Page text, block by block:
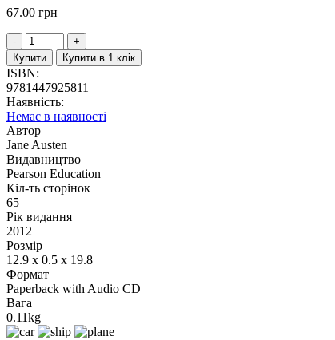
67.00 грн
Купити Купити в 1 клік
ISBN:
9781447925811
Наявність:
Немає в наявності
Автор
Jane Austen
Видавництво
Pearson Education
Кіл-ть сторінок
65
Рік видання
2012
Розмір
12.9 x 0.5 x 19.8
Формат
Paperback with Audio CD
Вага
0.11kg